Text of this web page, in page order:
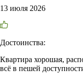
13 июля 2026
Достоинства:
Квартира хорошая,
всё в пешей